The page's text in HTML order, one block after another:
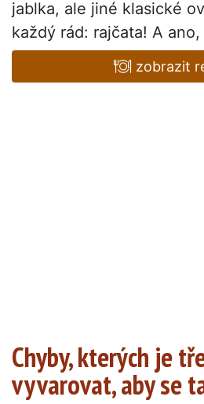
jablka, ale jiné klasické
každý rád: rajčata! A
zobrazit
Chyby, kterých je
vyvarovat, aby se